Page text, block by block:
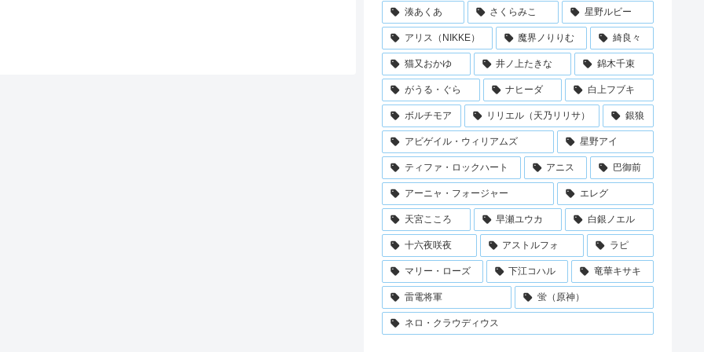
湊あくあ さくらみこ 星野ルビー
アリス（NIKKE） 魔界ノりりむ 綺良々
猫又おかゆ 井ノ上たきな 錦木千束
がうる・ぐら ナヒーダ 白上フブキ
ボルチモア リリエル（天乃リリサ） 銀狼
アビゲイル・ウィリアムズ 星野アイ
ティファ・ロックハート アニス 巴御前
アーニャ・フォージャー エレグ
天宮こころ 早瀬ユウカ 白銀ノエル
十六夜咲夜 アストルフォ ラピ
マリー・ローズ 下江コハル 竜華キサキ
雷電将軍 蛍（原神）
ネロ・クラウディウス